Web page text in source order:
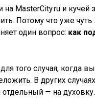
MasterCity.ru и кучей
Потому что уже
один вопрос: как
того случая, когда
В других
— на духовку.